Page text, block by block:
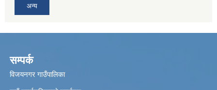
अन्य
सम्पर्क
विजयनगर गाउँपालिका